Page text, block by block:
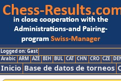
Logged on: Gast
Arabic ARM AZE BIH BUL CAT CHN CRO CZE
Inicio Base de datos de torneos